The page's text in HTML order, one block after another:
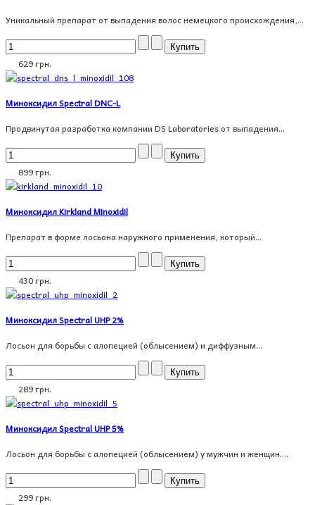
Уникальный препарат от выпадения волос немецкого происхождения,...
629 грн.
Миноксидил Spectral DNC-L
Продвинутая разработка компании DS Laboratories от выпадения...
899 грн.
Миноксидил Kirkland Minoxidil
Препарат в форме лосьона наружного применения, который...
430 грн.
Миноксидил Spectral UHP 2%
Лосьон для борьбы с алопецией (облысением) и диффузным...
289 грн.
Миноксидил Spectral UHP 5%
Лосьон для борьбы с алопецией (облысением) у мужчин и женщин....
299 грн.